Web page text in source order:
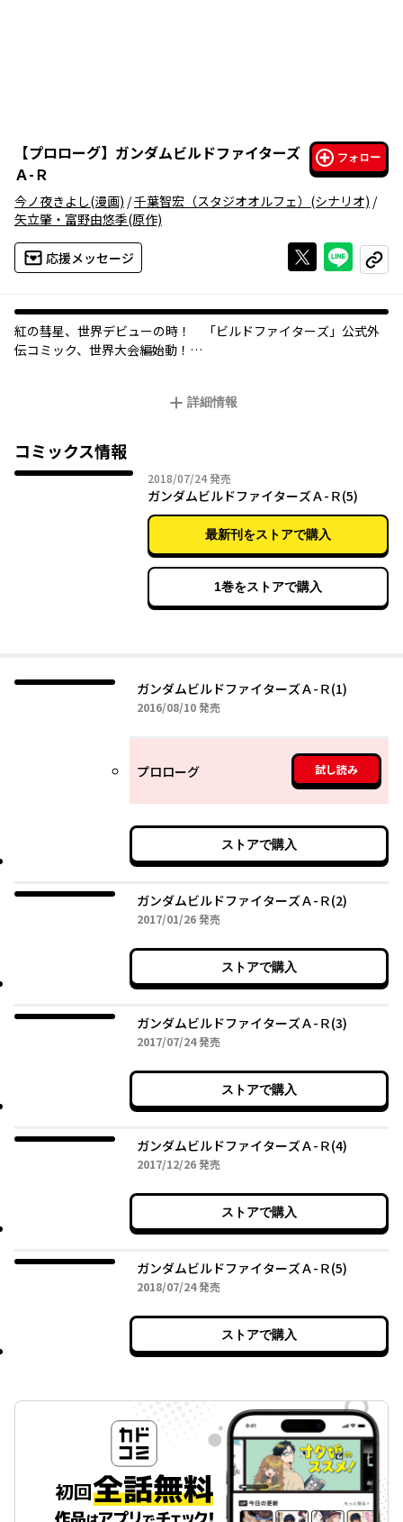
【プロローグ】 ガンダムビルドファイターズ
Ａ-Ｒ
フォロー
今ノ夜きよし(漫画) /千葉智宏（スタジオオルフェ） (シナリオ) /
矢立肇・富野由悠季(原作)
応援メッセージ Xで投稿する
ライン
コピー
紅の彗星、世界デビューの時！ 「ビルドファイターズ」公式外
伝コミック、世界大会編始動！
第６回ガンプラバトル選手権世界大会へと出場する！
「ガンダムビルドファイターズ」アニメ本編で描かれた第７回大
会。その前大会となる第６回選手権を初めて描写。
リカルド・フェリーニ、ルワン・ダラーラ、グレコ・ローガン、
そして皇帝カルロス・カイザーらアニメで登場したあのキャラク
ターが優勝目指して大激突！！
「ガンダムビルドファイターズ」公式外伝コミック、世界大会編
詳細情報
コミックス情報
2018/07/242018年07月24日
発売
ガンダムビルドファイターズＡ-Ｒ(5)
最新刊をストアで購入
1巻をストアで購入
ガンダムビルドファイターズＡ-Ｒ(1)
2016/08/102016年08月10日
発売
プロローグ 試し読み
ストアで購入
ガンダムビルドファイターズＡ-Ｒ(2)
2017/01/262017年01月26日
発売
ストアで購入
ガンダムビルドファイターズＡ-Ｒ(3)
2017/07/242017年07月24日
発売
ストアで購入
ガンダムビルドファイターズＡ-Ｒ(4)
2017/12/262017年12月26日
発売
ストアで購入
ガンダムビルドファイターズＡ-Ｒ(5)
2018/07/242018年07月24日
発売
ストアで購入